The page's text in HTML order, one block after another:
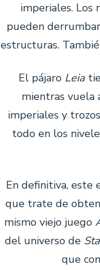
imperiales. Los
pueden
estructuras.
El pájaro Leia
mientras vuela
imperiales y
todo en los
En definitiva, este
que trate de
mismo viejo juego
del universo de
que